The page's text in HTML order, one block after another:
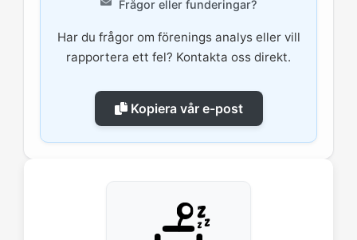
Frågor eller funderingar?
Har du frågor om förenings analys eller vill
rapportera ett fel? Kontakta oss direkt.
Kopiera vår e-post